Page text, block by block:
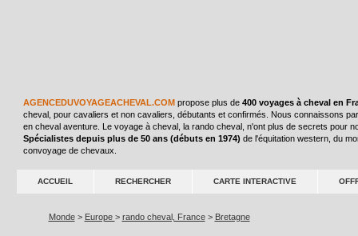
AGENCEDUVOYAGEACHEVAL.COMpropose plus de 400 voyages à cheval en
cheval, pour cavaliers et non cavaliers, débutants et confirmés. Nous connaissons
en cheval aventure. Le voyage à cheval, la rando cheval, n'ont plus de secrets pour
Spécialistes depuis plus de 50 ans (débuts en 1974) de l'équitation western, du
convoyage de chevaux.
ACCUEIL RECHERCHER CARTE INTERACTIVE
Monde > Europe > rando cheval, France > Bretagne